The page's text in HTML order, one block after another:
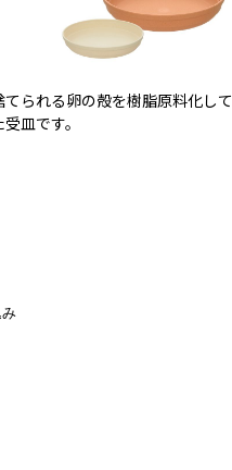
てられる卵の殻を樹脂原料化して
皿です。